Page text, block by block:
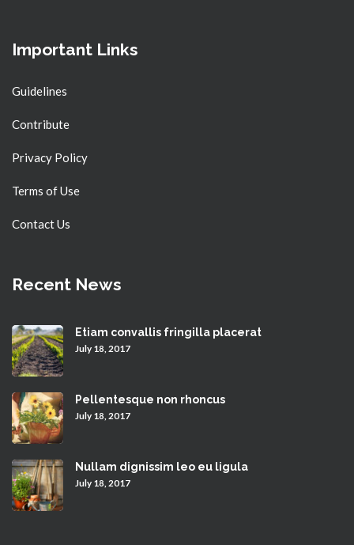
Important Links
Guidelines
Contribute
Privacy Policy
Terms of Use
Contact Us
Recent News
Etiam convallis fringilla placerat
July 18, 2017
Pellentesque non rhoncus
July 18, 2017
Nullam dignissim leo eu ligula
July 18, 2017